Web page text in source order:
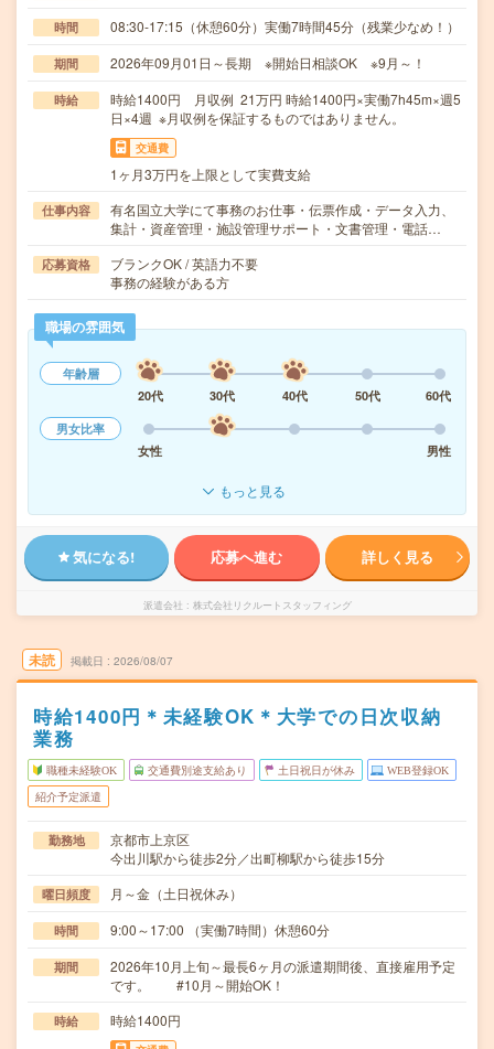
時間 08:30-17:15（休憩60分）実働7時間45分（残業少なめ！）
期間 2026年09月01日～長期 ※開始日相談OK ※9月～！
時給
時給1400円 月収例 21万円 時給1400円×実働7h45m×週5
日×4週 ※月収例を保証するものではありません。
交通費
1ヶ月3万円を上限として実費支給
仕事内容
有名国立大学にて事務のお仕事・伝票作成・データ入力、
集計・資産管理・施設管理サポート・文書管理・電話…
応募資格
ブランクOK / 英語力不要
事務の経験がある方
職場の雰囲気
年齢層
20代
30代 40代 50代
60代
男女比率
女性
男性
もっと見る
気になる! 応募へ進む 詳しく見る
派遣会社 株式会社リクルートスタッフィング
未読 掲載日 2026/08/07
時給1400円＊未経験OK＊大学での日次収納
業務
職種未経験OK 交通費別途支給あり 土日祝日が休み WEB登録OK
紹介予定派遣
勤務地
京都市上京区
今出川駅から徒歩2分／出町柳駅から徒歩15分
曜日頻度 月～金（土日祝休み）
時間 9:00～17:00 （実働7時間）休憩60分
期間
2026年10月上旬～最長6ヶ月の派遣期間後、直接雇用予定
です。 #10月～開始OK！
時給 時給1400円